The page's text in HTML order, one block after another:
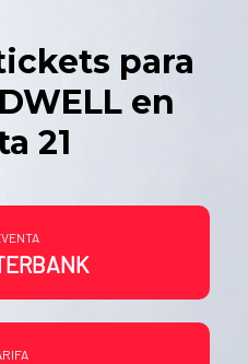
para
en
21